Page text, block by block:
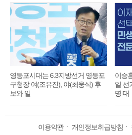
구
영등포시대는 6.3지방선거 영등포
구청장 여(조유진), 야(최웅식) 후
보와 일
구
이승
일 선
명 대
이용약관ㆍ 개인정보취급방침 ㆍ